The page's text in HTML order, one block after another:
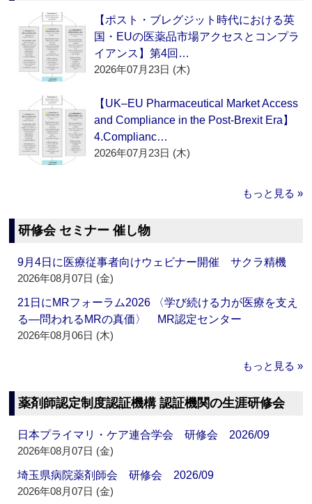
【ポスト・ブレグジット時代における英
国・EUの医薬品市場アクセスとコンプラ
イアンス】第4回…
2026年07月23日 (木)
【UK–EU Pharmaceutical Market Access
and Compliance in the Post-Brexit Era】
4.Complianc…
2026年07月23日 (木)
もっと見る »
研修会 セミナー 催し物
9月4日に医療従事者向けウェビナー開催 サクラ精機
2026年08月07日 (金)
21日にMRフォーラム2026 〈学び続ける力が医療を支え
る―問われるMRの真価〉 MR認定センター
2026年08月06日 (木)
もっと見る »
薬剤師認定制度認証機構 認証機関の生涯研修会
日本プライマリ・ケア連合学会 研修会 2026/09
2026年08月07日 (金)
埼玉県病院薬剤師会 研修会 2026/09
2026年08月07日 (金)